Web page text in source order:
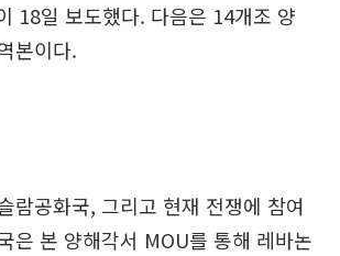
18일 보도했다. 다음은 14개조 양
본이다.
람공화국, 그리고 현재 전쟁에 참여
은 본 양해각서 MOU를 통해 레바논